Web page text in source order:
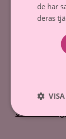
Donera
Gör en
Donera via
Starta en
de har
deras
VISA